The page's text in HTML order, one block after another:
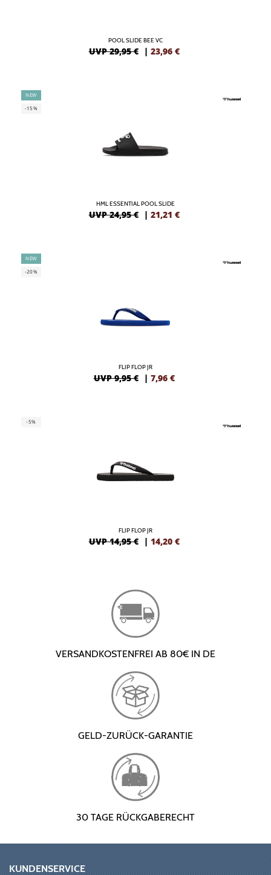
POOL SLIDE BEE VC
UVP 29,95 € | 23,96 €
NEW
-15%
HML ESSENTIAL POOL SLIDE
UVP 24,95 € | 21,21 €
NEW
-20%
FLIP FLOP JR
UVP 9,95 € | 7,96 €
-5%
FLIP FLOP JR
UVP 14,95 € | 14,20 €
VERSANDKOSTENFREI AB 80€ IN DE
GELD-ZURÜCK-GARANTIE
30 TAGE RÜCKGABERECHT
KUNDENSERVICE